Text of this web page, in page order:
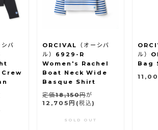
バ
ORCIVAL（オーシバ
ル）6929-R
Women's Rachel
Boat Neck Wide
Basque Shirt
定価18,150円が
12,705円 (税込)
SOLD OUT
ル）
Bag